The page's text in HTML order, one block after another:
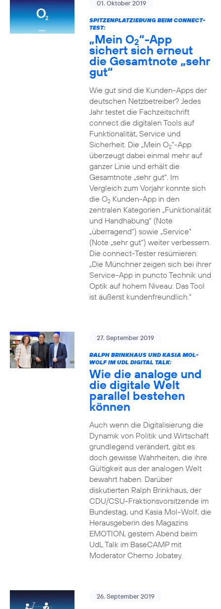
01. Oktober 2019
SPITZENPLATZIERUNG BEIM CONNECT-
TEST:
„Mein O2“-App
sichert sich erneut
die Gesamtnote „sehr
gut“
Wie gut sind die Kunden-Apps der
deutschen Netzbetreiber? Jedes
Jahr testet die Fachzeitschrift
connect die digitalen Tools auf
Funktionalität, Service und
Sicherheit. Die „Mein O2“-App
überzeugt dabei einmal mehr auf
ganzer Linie und erhält die
Gesamtnote „sehr gut“. Im
Vergleich zum Vorjahr konnte sich
die O2Kunden-App in den
zentralen Kategorien „Funktionalität
und Handhabung“ (Note
„überragend“) sowie „Service“
(Note „sehr gut“) weiter verbessern.
Die connect-Tester resümieren:
„Die Münchner zeigen sich bei ihrer
Service-App in puncto Technik und
Optik auf hohem Niveau: Das Tool
ist äußerst kundenfreundlich.“
27. September 2019
RALPH BRINKHAUS UND KASIA MOL-
WOLF IM UDL DIGITAL TALK:
Wie die analoge und
die digitale Welt
parallel bestehen
können
Auch wenn die Digitalisierung die
Dynamik von Politik und Wirtschaft
grundlegend verändert, gibt es
doch gewisse Wahrheiten, die ihre
Gültigkeit aus der analogen Welt
bewahrt haben. Darüber
diskutierten Ralph Brinkhaus, der
CDU/CSU-Fraktionsvorsitzende im
Bundestag, und Kasia Mol-Wolf, die
Herausgeberin des Magazins
EMOTION, gestern Abend beim
UdL Talk im BaseCAMP mit
Moderator Cherno Jobatey.
26. September 2019